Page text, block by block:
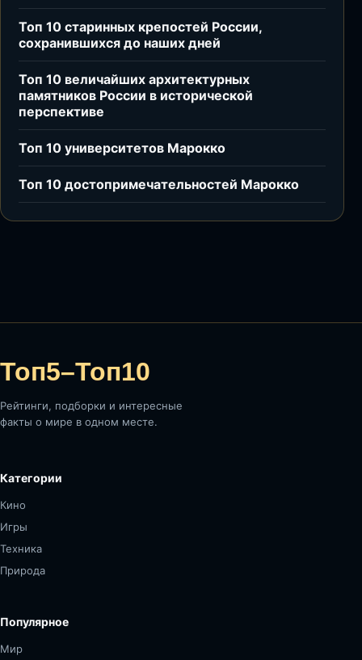
Топ 10 старинных крепостей России,
сохранившихся до наших дней
Топ 10 величайших архитектурных
памятников России в исторической
перспективе
Топ 10 университетов Марокко
Топ 10 достопримечательностей Марокко
Топ5–Топ10
Рейтинги, подборки и интересные
факты о мире в одном месте.
Категории
Кино
Игры
Техника
Природа
Популярное
Мир